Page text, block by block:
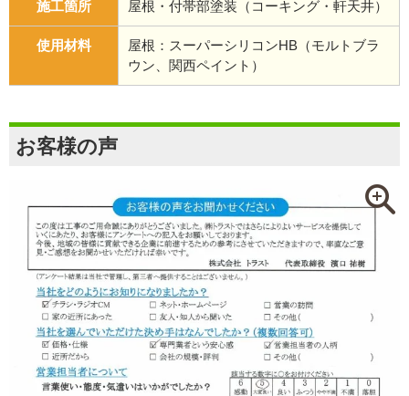
施工箇所 屋根・付帯部塗装（コーキング・軒天井）
使用材料
屋根：スーパーシリコンHB（モルトブラ
ウン、関西ペイント）
お客様の声